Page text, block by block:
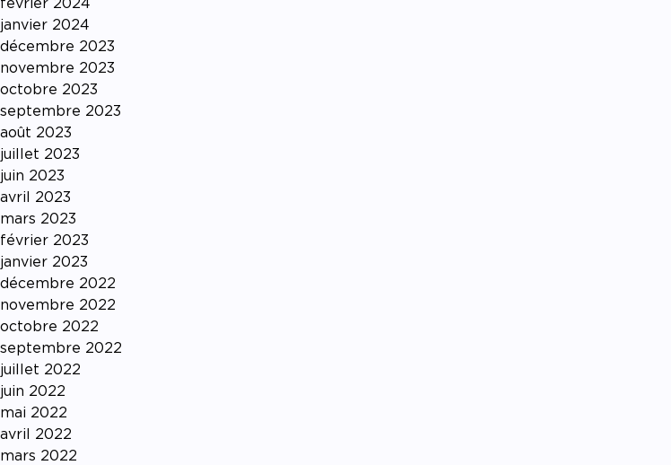
janvier 2024
décembre 2023
novembre 2023
octobre 2023
septembre 2023
août 2023
juillet 2023
juin 2023
avril 2023
mars 2023
février 2023
janvier 2023
décembre 2022
novembre 2022
octobre 2022
septembre 2022
juillet 2022
juin 2022
mai 2022
avril 2022
mars 2022